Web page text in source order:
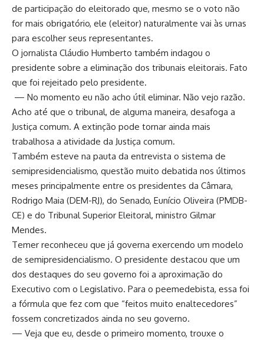
de participação do eleitorado que, mesmo se o voto não
for mais obrigatório, ele (eleitor) naturalmente vai às urnas
para escolher seus representantes.
O jornalista Cláudio Humberto também indagou o
presidente sobre a eliminação dos tribunais eleitorais. Fato
que foi rejeitado pelo presidente.
— No momento eu não acho útil eliminar. Não vejo razão.
Acho até que o tribunal, de alguma maneira, desafoga a
Justiça comum. A extinção pode tornar ainda mais
trabalhosa a atividade da Justiça comum.
Também esteve na pauta da entrevista o sistema de
semipresidencialismo, questão muito debatida nos últimos
meses principalmente entre os presidentes da Câmara,
Rodrigo Maia (DEM-RJ), do Senado, Eunício Oliveira (PMDB-
CE) e do Tribunal Superior Eleitoral, ministro Gilmar
Mendes.
Temer reconheceu que já governa exercendo um modelo
de semipresidencialismo. O presidente destacou que um
dos destaques do seu governo foi a aproximação do
Executivo com o Legislativo. Para o peemedebista, essa foi
a fórmula que fez com que “feitos muito enaltecedores”
fossem concretizados ainda no seu governo.
— Veja que eu, desde o primeiro momento, trouxe o